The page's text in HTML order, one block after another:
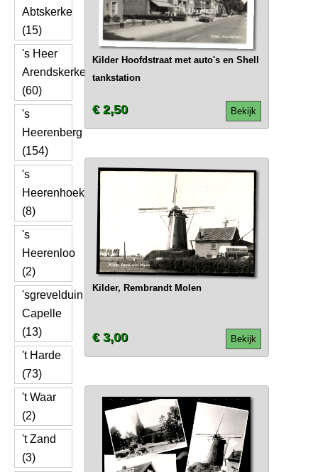
Abtskerke
(15)
's Heer
Arendskerke
(60)
's
Heerenberg
(154)
's
Heerenhoek
(8)
's
Heerenloo
(2)
'sgrevelduin
Capelle
(13)
't Harde
(73)
't Waar
(2)
't Zand
(3)
Kilder Hoofdstraat met auto's en Shell
tankstation
Bekijk
€ 2,50
Kilder, Rembrandt Molen
Bekijk
€ 3,00